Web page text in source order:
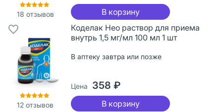
18 отзывов В корзину
12 отзывов
Коделак Нео раствор для приема
внутрь 1,5 мг/мл 100 мл 1 шт
В аптеку завтра или позже
Цена 358 ₽
В корзину